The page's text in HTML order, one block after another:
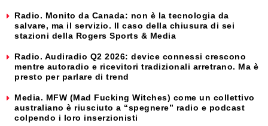
Radio. Monito da Canada: non è la tecnologia da
salvare, ma il servizio. Il caso della chiusura di sei
stazioni della Rogers Sports & Media
Radio. Audiradio Q2 2026: device connessi crescono
mentre autoradio e ricevitori tradizionali arretrano. Ma è
presto per parlare di trend
Media. MFW (Mad Fucking Witches) come un collettivo
australiano è riusciuto a “spegnere” radio e podcast
colpendo i loro inserzionisti